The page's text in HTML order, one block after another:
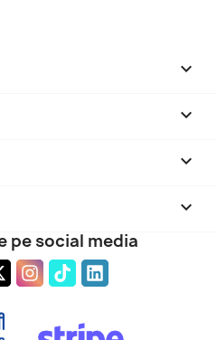



keyboard_arrow_down
pe social media